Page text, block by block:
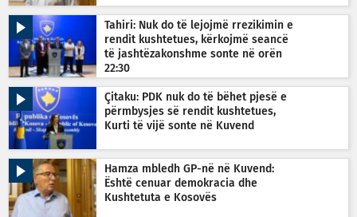
Tahiri: Nuk do të lejojmë rrezikimin e
rendit kushtetues, kërkojmë seancë
të jashtëzakonshme sonte në orën
22:30
Çitaku: PDK nuk do të bëhet pjesë e
përmbysjes së rendit kushtetues,
Kurti të vijë sonte në Kuvend
Hamza mbledh GP-në në Kuvend:
Është cenuar demokracia dhe
Kushtetuta e Kosovës